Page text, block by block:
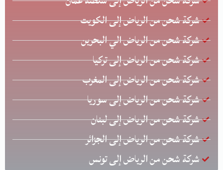
شركة شحن من الرياض إلى الكويت
شركة شحن من الرياض الي البحرين
شركة شحن من الرياض إلى تركيا
شركة شحن من الرياض إلى المغرب
شركة شحن من الرياض إلى سوريا
شركة شحن من الرياض إلى لبنان
شركة شحن من الرياض إلى الجزائر
شركة شحن من الرياض إلى تونس